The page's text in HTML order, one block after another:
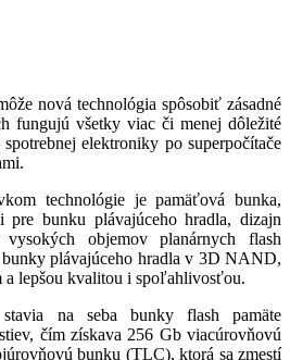
nová technológia spôsobiť zásadné
fungujú všetky viac či menej dôležité
elektroniky po superpočítače
technológie je pamäťová bunka,
bunku plávajúceho hradla, dizajn
objemov planárnych flash
plávajúceho hradla v 3D NAND,
a lepšou kvalitou i spoľahlivosťou.
na seba bunky flash pamäte
čím získava 256 Gb viacúrovňovú
bunku (TLC), ktorá sa zmestí